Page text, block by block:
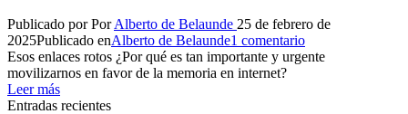
Publicado por PorAlberto de Belaunde 25 de febrero de
2025Publicado enAlberto de Belaunde1 comentario
Esos enlaces rotos ¿Por qué es tan importante y urgente
movilizarnos en favor de la memoria en internet?
Leer más
Entradas recientes